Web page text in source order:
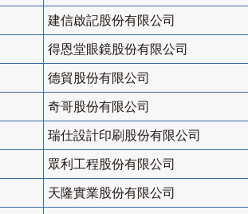
建信啟記股份有限公司
得恩堂眼鏡股份有限公司
德貿股份有限公司
奇哥股份有限公司
瑞仕設計印刷股份有限公司
眾利工程股份有限公司
天隆實業股份有限公司